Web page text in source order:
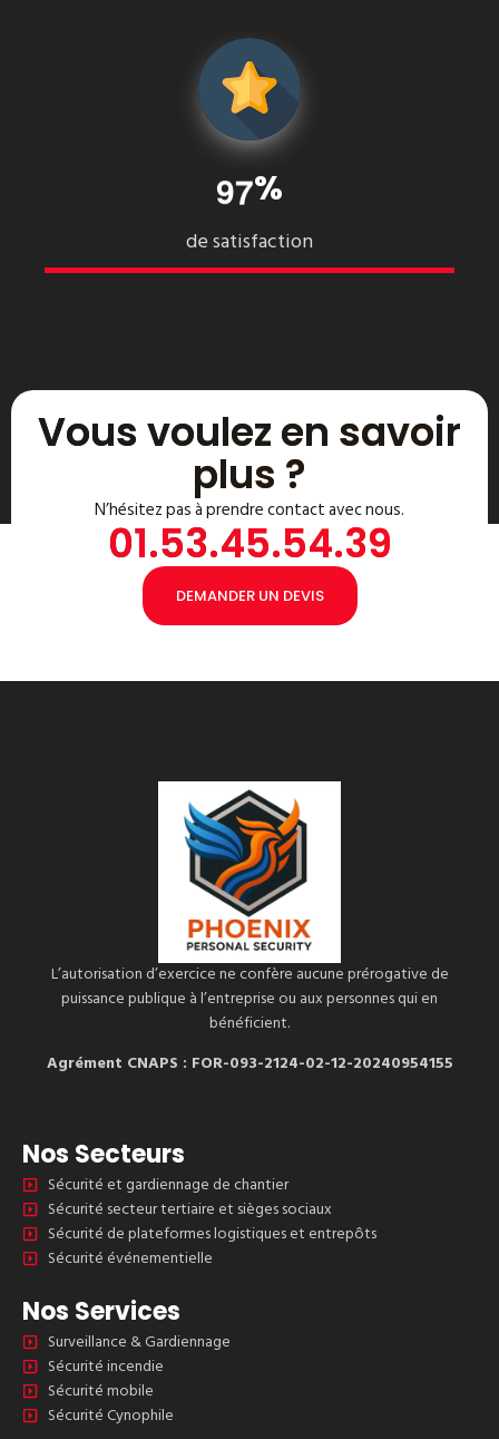
97%
de satisfaction
Vous voulez en savoir
plus ?
N’hésitez pas à prendre contact avec nous.
01.53.45.54.39
DEMANDER UN DEVIS
L’autorisation d’exercice ne confère aucune prérogative de
puissance publique à l’entreprise ou aux personnes qui en
bénéficient.
Agrément CNAPS : FOR-093-2124-02-12-20240954155
Nos Secteurs
Sécurité et gardiennage de chantier
Sécurité secteur tertiaire et sièges sociaux
Sécurité de plateformes logistiques et entrepôts
Sécurité événementielle
Nos Services
Surveillance & Gardiennage
Sécurité incendie
Sécurité mobile
Sécurité Cynophile